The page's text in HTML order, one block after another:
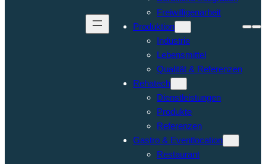
Freiwilligenarbeit
Produktion
Industrie
Lebensmittel
Qualität & Referenzen
Rehatech
Dienstleistungen
Produkte
Referenzen
Gastro & Eventlocation
Restaurant